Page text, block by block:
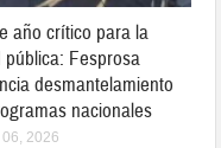
año crítico para la
pública: Fesprosa
desmantelamiento
nacionales
2026